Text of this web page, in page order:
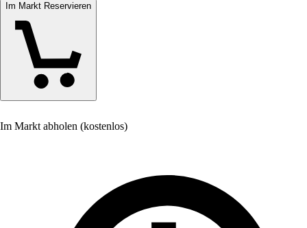
Im Markt Reservieren
Im Markt abholen (kostenlos)